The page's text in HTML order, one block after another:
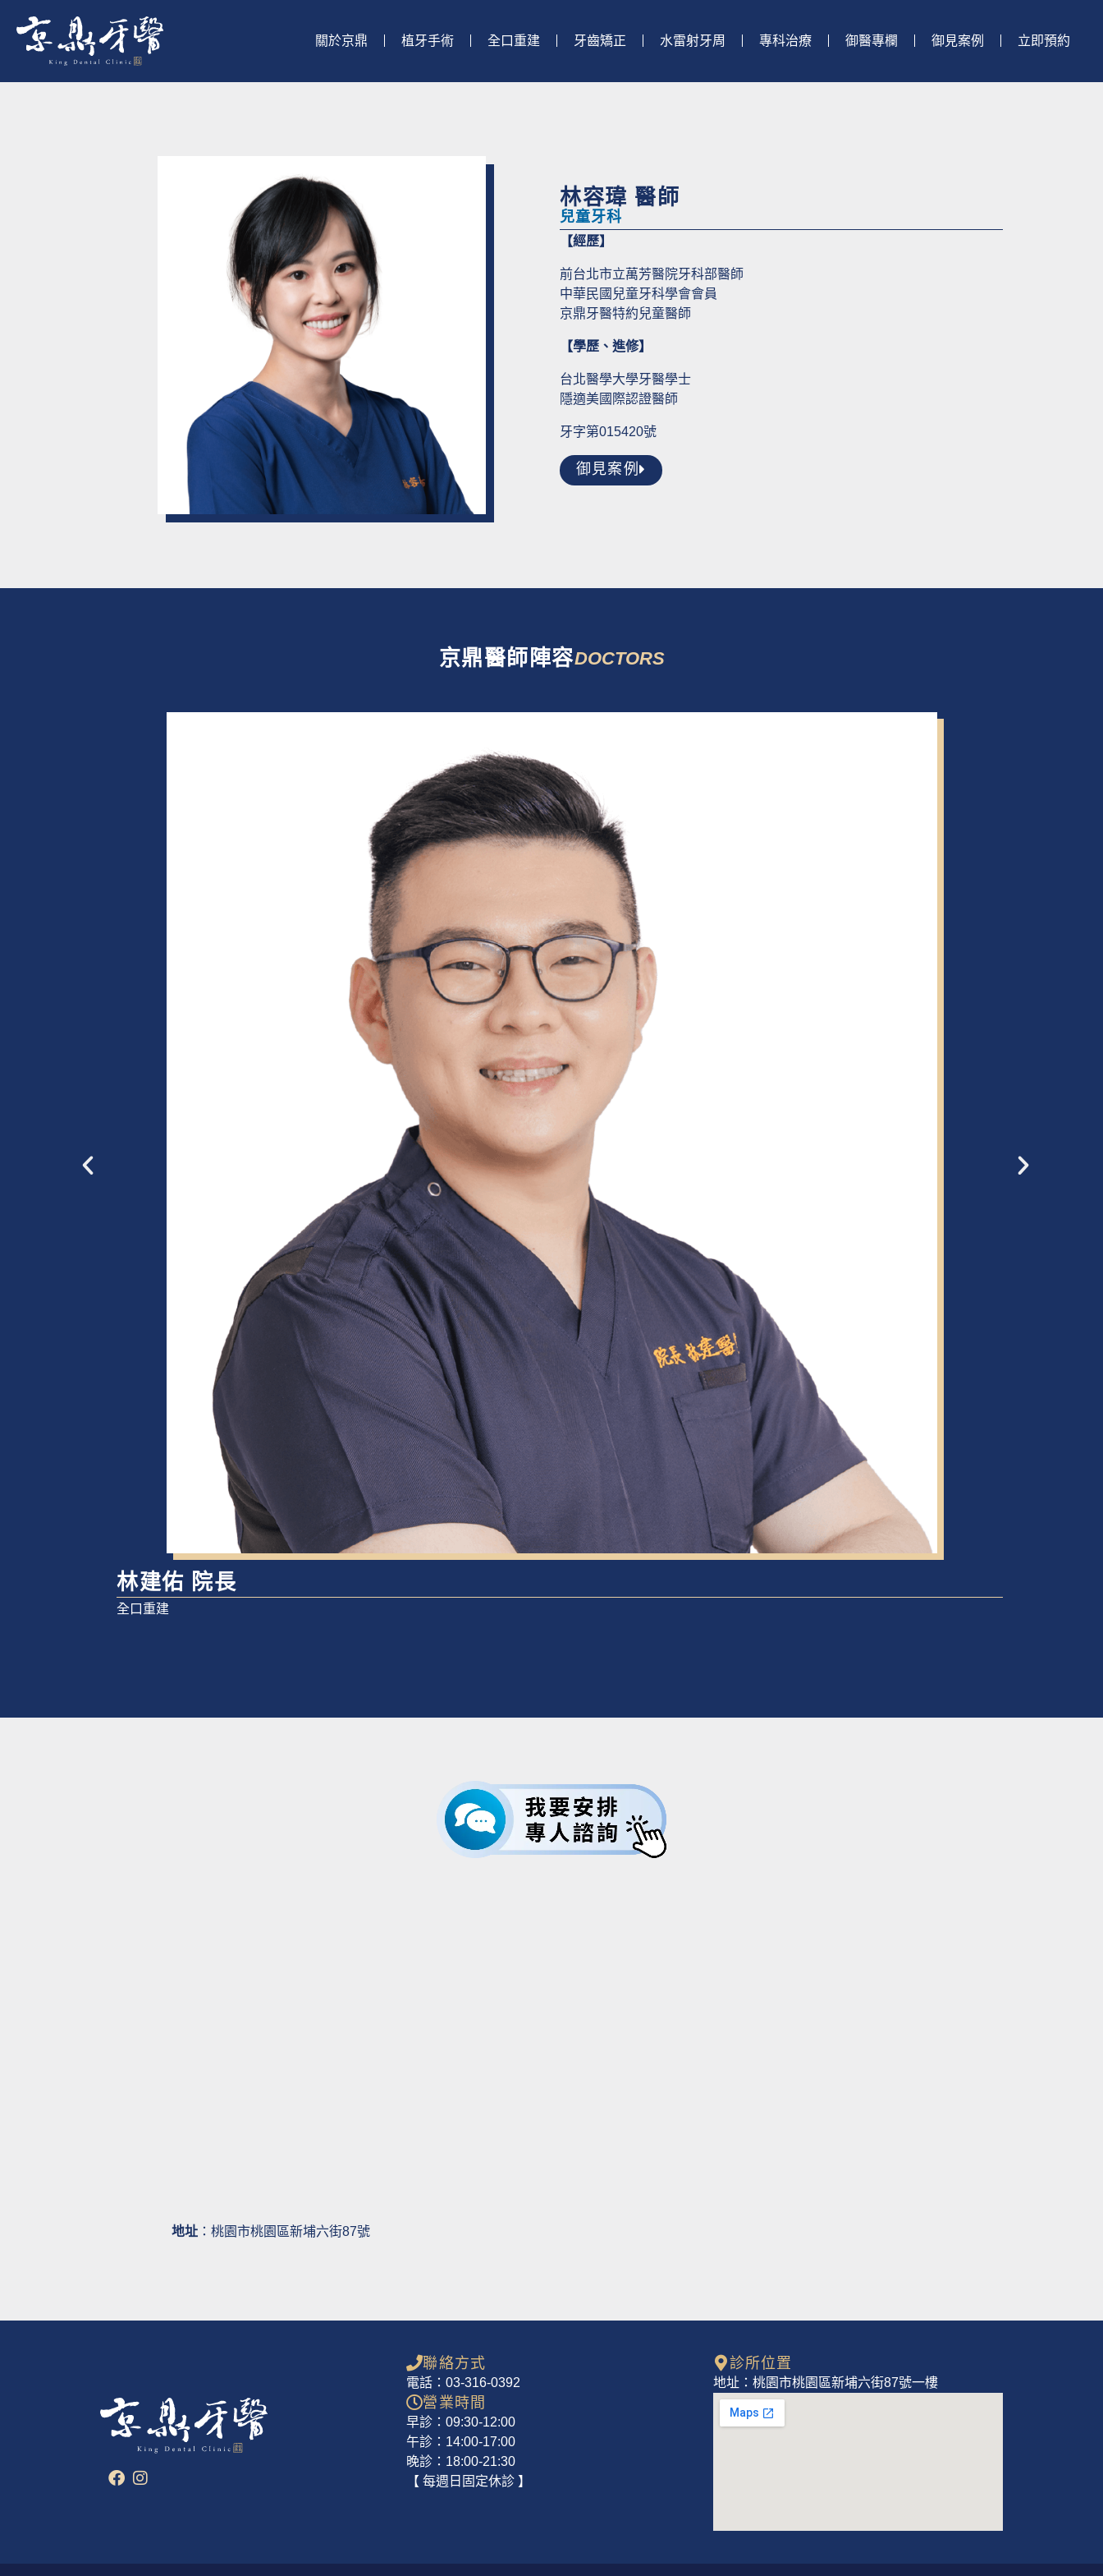
要
關於京鼎 植牙手術 全口重建 牙齒矯正 水雷射牙周 專科治療 御醫專欄 御見案例 立即預約
林容瑋 醫師
兒童牙科
【經歷】
前台北市立萬芳醫院牙科部醫師
中華民國兒童牙科學會會員
京鼎牙醫特約兒童醫師
【學歷、進修】
台北醫學大學牙醫學士
隱適美國際認證醫師
牙字第015420號
御見案例
京鼎醫師陣容DOCTORS
林建佑 院長
全口重建
地址 ：桃園市桃園區新埔六街87號
聯絡方式
電話：03-316-0392
營業時間
早診：09:30-12:00
午診：14:00-17:00
晚診：18:00-21:30
【 每週日固定休診 】
診所位置
地址：桃園市桃園區新埔六街87號一樓